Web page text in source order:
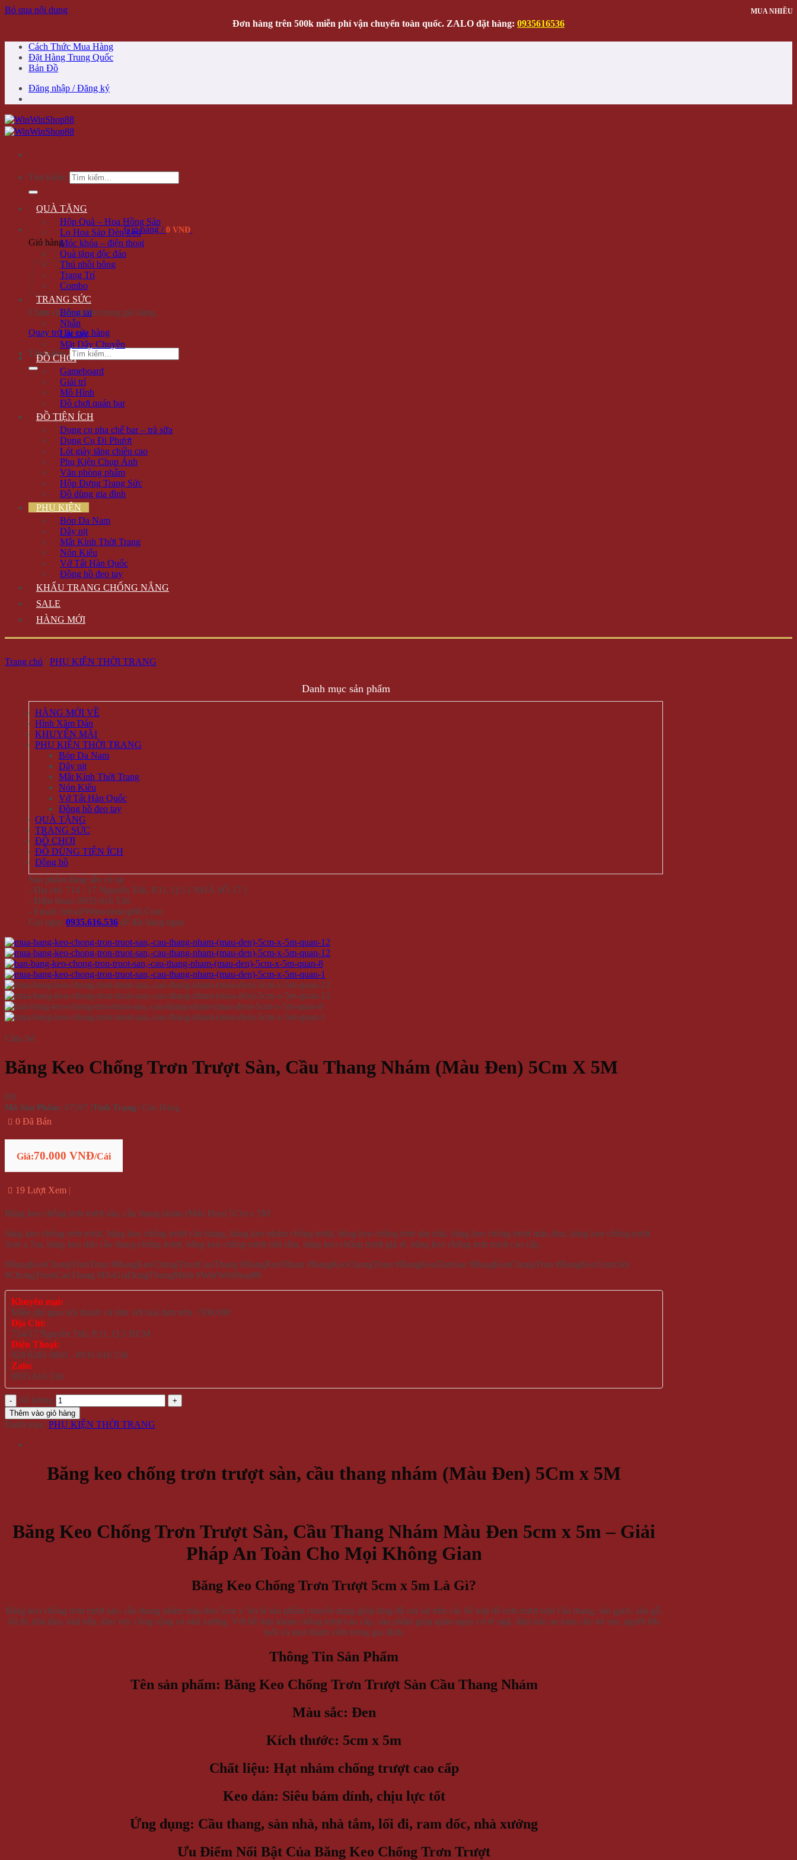
Bỏ qua nội dung
Đơn hàng trên 500k miễn phí vận chuyển toàn quốc. ZALO đặt hàng: 0935616536
Cách Thức Mua Hàng
Đặt Hàng Trung Quốc
Bản Đồ
Đăng nhập / Đăng ký
Tìm kiếm:
Giỏ hàng / 0 VNĐ
Giỏ hàng
Chưa có sản phẩm trong giỏ hàng.
Quay trở lại cửa hàng
Tìm kiếm:
QUÀ TẶNG
Hộp Quà – Hoa Hồng Sáp
Lọ Hoa Sáp Đèn Led
Móc khóa – điện thoại
Quà tặng độc đáo
Thú nhồi bông
Trang Trí
Combo
TRANG SỨC
Bông tai
Nhẫn
Lắc tay
Mặt Dây Chuyền
ĐỒ CHƠI
Gameboard
Giải trí
Mô Hình
Đồ chơi quán bar
ĐỒ TIỆN ÍCH
Dụng cụ pha chế bar – trà sữa
Dụng Cụ Đi Phượt
Lót giày tăng chiều cao
Phụ Kiện Chụp Ảnh
Văn phòng phẩm
Hộp Đựng Trang Sức
Đồ dùng gia đình
PHỤ KIỆN
Bóp Da Nam
Dây nịt
Mắt Kính Thời Trang
Nón Kiểu
Vớ Tất Hàn Quốc
Đồng hồ đeo tay
KHẨU TRANG CHỐNG NẮNG
SALE
HÀNG MỚI
Trang chủ / PHỤ KIỆN THỜI TRANG
Danh mục sản phẩm
HÀNG MỚI VỀ
Hình Xăm Dán
KHUYẾN MÃI
PHỤ KIỆN THỜI TRANG
Bóp Da Nam
Dây nịt
Mắt Kính Thời Trang
Nón Kiểu
Vớ Tất Hàn Quốc
Đồng hồ đeo tay
QUÀ TẶNG
TRANG SỨC
ĐỒ CHƠI
ĐỒ DÙNG TIỆN ÍCH
Đồng hồ
Sản phẩm đang sẵn có tại
- Địa chỉ: 714 / 17 Nguyễn Trãi, P.11, Q.5 ( NHÀ SỐ 17 )
- Điện thoại: 0935 616 536
- Email: Info@Winwinshop88.Com
Gọi ngay 0935.616.536 để đặt hàng ngay.
Chia Sẻ:
Băng Keo Chống Trơn Trượt Sàn, Cầu Thang Nhám (Màu Đen) 5Cm X 5M
(0)
Mã Sản Phẩm: 67287 |Tình Trạng: Còn Hàng
0 Đã Bán
Giá:70.000 VNĐ/Cái
19 Lượt Xem
Băng keo chống trơn trượt sàn, cầu thang nhám (Màu Đen) 5Cm x 5M
băng keo chống trơn trượt, băng keo chống trượt cầu thang, băng keo nhám chống trượt, băng keo chống trơn sàn nhà, băng keo chống trượt màu đen, băng keo chống trượt
5cm x 5m, băng keo dán cầu thang chống trượt, băng keo chống trượt nhà tắm, băng keo chống trượt giá rẻ, băng keo chống trơn trượt cao cấp.
#BangKeoChongTronTruot #BangKeoChongTruotCauThang #BangKeoNham #BangKeoChongTruot #BangKeoDanSan #BangKeoChongTron #BangKeo5cmx5m
#ChongTruotCauThang #DoGiaDungThongMinh #WinWinShop88
Khuyến mại:
Miễn phí giao nội thành và tỉnh với hoá đơn trên >500.000
Địa Chỉ:
714/17 Nguyễn Trãi, P.11, Q.5 HCM
Điện Thoại:
028 6261 0065 - 0935 616 536
Zalo:
0935 616 536
Số lượng
Thêm vào giỏ hàng
Danh mục: PHỤ KIỆN THỜI TRANG
Băng keo chống trơn trượt sàn, cầu thang nhám (Màu Đen) 5Cm x 5M
Băng Keo Chống Trơn Trượt Sàn, Cầu Thang Nhám Màu Đen 5cm x 5m – Giải
Pháp An Toàn Cho Mọi Không Gian
Băng Keo Chống Trơn Trượt 5cm x 5m Là Gì?
Băng keo chống trơn trượt sàn, cầu thang nhám màu đen 5cm x 5m là sản phẩm chuyên dụng giúp tăng độ ma sát trên các bề mặt dễ trơn trượt như cầu thang, sàn gạch, sàn gỗ,
lối đi, nhà tắm, nhà bếp, khu vực công cộng và nhà xưởng. Với bề mặt nhám chống trượt cao cấp, sản phẩm giúp giảm nguy cơ té ngã, đảm bảo an toàn cho trẻ em, người lớn
tuổi và mọi thành viên trong gia đình.
Thông Tin Sản Phẩm
Tên sản phẩm: Băng Keo Chống Trơn Trượt Sàn Cầu Thang Nhám
Màu sắc: Đen
Kích thước: 5cm x 5m
Chất liệu: Hạt nhám chống trượt cao cấp
Keo dán: Siêu bám dính, chịu lực tốt
Ứng dụng: Cầu thang, sàn nhà, nhà tắm, lối đi, ram dốc, nhà xưởng
Ưu Điểm Nổi Bật Của Băng Keo Chống Trơn Trượt
MUA NHIỀU